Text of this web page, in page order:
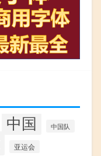
中国 中国队
亚运会